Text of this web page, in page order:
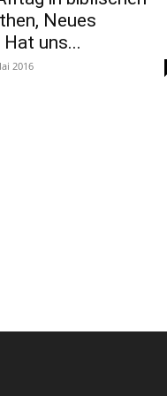
Neues
uns...
2016